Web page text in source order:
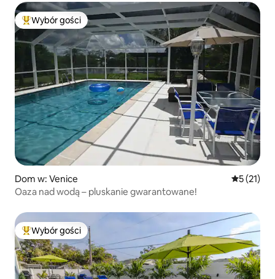
Najpopularniejsze z kategorii Wybór gości
Wybór gości
Dom w: Venice Średnia
5 (21)
Oaza nad wodą – pluskanie gwarantowane!
Najpopularniejsze z kategorii Wybór gości
Wybór gości